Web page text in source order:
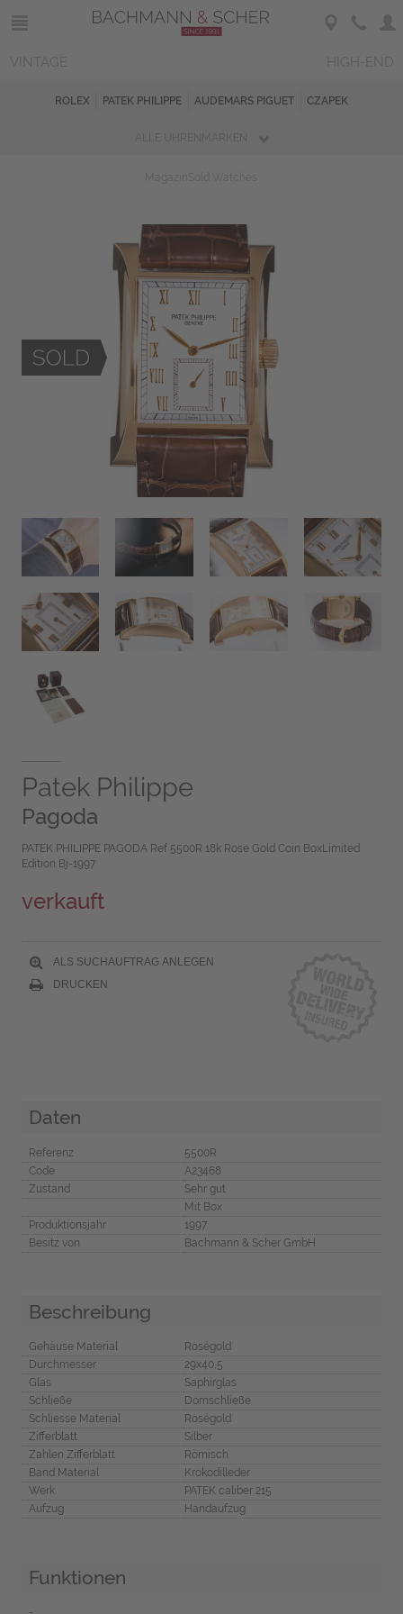
ROLEX PATEK PHILIPPE AUDEMARS PIGUET CZAPEK
Patek Philippe
Pagoda
PATEK PHILIPPE PAGODA Ref 5500R 18k Rose Gold Coin BoxLimited
Edition Bj-1997
verkauft
ALS SUCHAUFTRAG ANLEGEN
DRUCKEN
Daten
Referenz
5500R
Code
A23468
Zustand
Sehr gut
Mit Box
Produktionsjahr
1997
Besitz von
Bachmann & Scher GmbH
Beschreibung
Gehäuse Material
Roségold
Durchmesser
29x40,5
Glas
Saphirglas
Schließe
Dornschließe
Schliesse Material
Roségold
Zifferblatt
Silber
Zahlen Zifferblatt
Römisch
Band Material
Krokodilleder
Werk
PATEK caliber 215
Aufzug
Handaufzug
Funktionen